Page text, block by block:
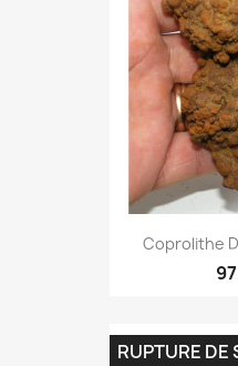
Coprolithe
RUPTURE DE